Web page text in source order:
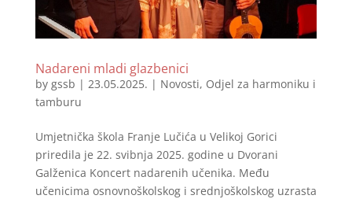
Nadareni mladi glazbenici
by gssb | 23.05.2025. | Novosti, Odjel za harmoniku i
tamburu
Umjetnička škola Franje Lučića u Velikoj Gorici
priredila je 22. svibnja 2025. godine u Dvorani
Galženica Koncert nadarenih učenika. Među
učenicima osnovnoškolskog i srednjoškolskog uzrasta